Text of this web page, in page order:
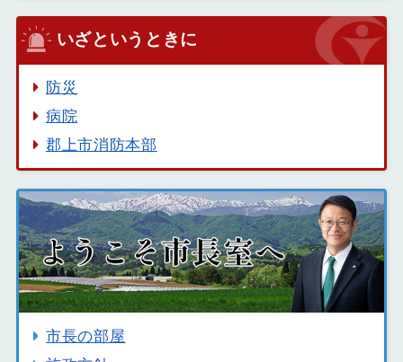
いざというときに
防災
病院
郡上市消防本部
市長の部屋